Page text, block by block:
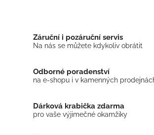
Záruční i pozáruční servis
Na nás se můžete kdykoliv obrátit
Odborné poradenství
na e-shopu i v kamenných
Dárková krabička zdarma
pro vaše výjimečné okamžiky